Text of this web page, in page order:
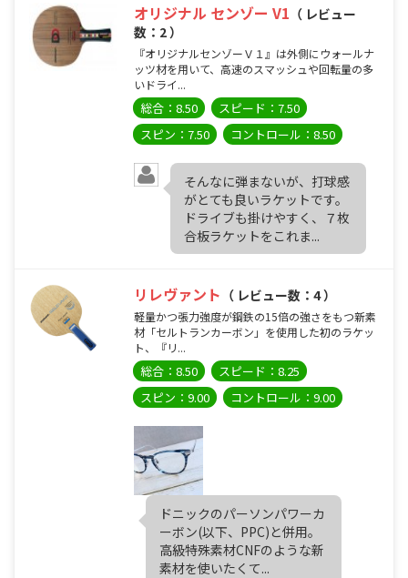
オリジナル センゾー V1 （ レビュー
数：2 ）
『オリジナルセンゾーＶ１』は外側にウォールナ
ッツ材を用いて、高速のスマッシュや回転量の多
いドライ...
総合：8.50
スピード：7.50
スピン：7.50
コントロール：8.50
そんなに弾まないが、打球感
がとても良いラケットです。
ドライブも掛けやすく、７枚
合板ラケットをこれま...
リレヴァント （ レビュー数：4 ）
軽量かつ張力強度が鋼鉄の15倍の強さをもつ新素
材「セルトランカーボン」を使用した初のラケッ
ト、『リ...
総合：8.50
スピード：8.25
スピン：9.00
コントロール：9.00
ドニックのパーソンパワーカ
ーボン(以下、PPC)と併用。
高級特殊素材CNFのような新
素材を使いたくて...